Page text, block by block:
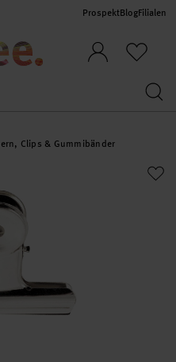
ProspektBlogFilialen
Clips & Gummibänder